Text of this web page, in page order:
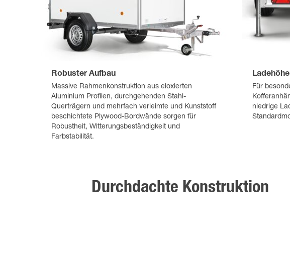
Robuster Aufbau
Massive Rahmenkonstruktion aus eloxierten
Aluminium Profilen, durchgehenden Stahl-
Querträgern und mehrfach verleimte und Kunststoff
beschichtete Plywood-Bordwände sorgen für
Robustheit, Witterungsbeständigkeit und
Farbstabilität.
Für
niedrige
Durchdachte Konstruktion